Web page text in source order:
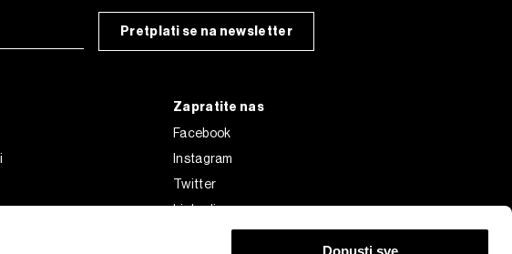
Dopusti sve
Pretplati se na newsletter
Zapratite nas
Facebook
Instagram
Twitter
Linkedin